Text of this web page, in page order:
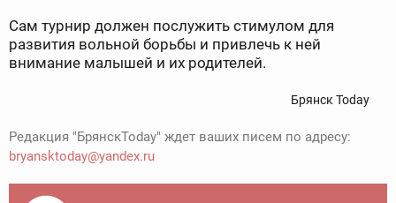
Сам турнир должен послужить стимулом для
развития вольной борьбы и привлечь к ней
внимание малышей и их родителей.
Брянск Today
Редакция "БрянскToday" ждет ваших писем по адресу:
bryansktoday@yandex.ru